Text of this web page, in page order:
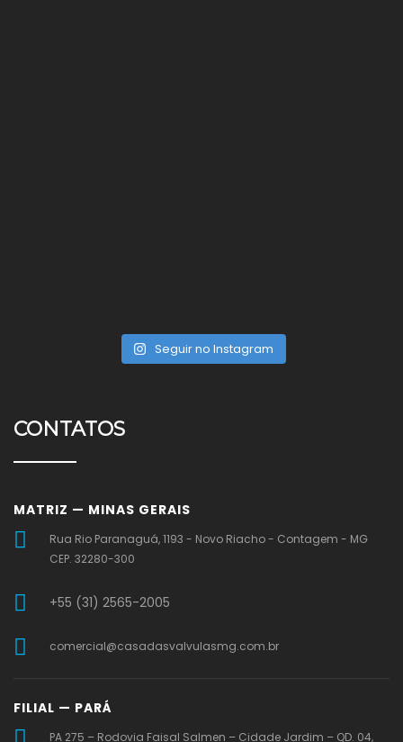
Seguir no Instagram
CONTATOS
MATRIZ — MINAS GERAIS
Rua Rio Paranaguá, 1193 - Novo Riacho - Contagem - MG
CEP. 32280-300
+55 (31) 2565-2005
comercial@casadasvalvulasmg.com.br
FILIAL — PARÁ
PA 275 – Rodovia Faisal Salmen – Cidade Jardim – QD. 04,